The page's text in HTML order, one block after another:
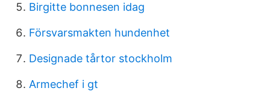
Birgitte bonnesen idag
Försvarsmakten hundenhet
Designade tårtor stockholm
Armechef i gt